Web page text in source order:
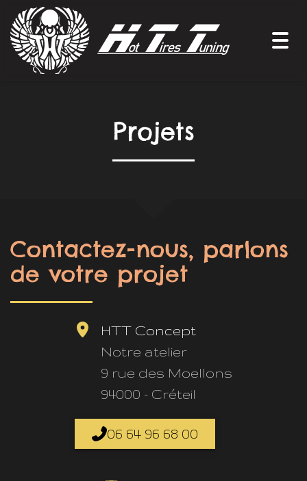
Projets
Contactez-nous, parlons
de votre projet
HTT Concept
Notre atelier
9 rue des Moellons
94000 - Créteil
06 64 96 68 00